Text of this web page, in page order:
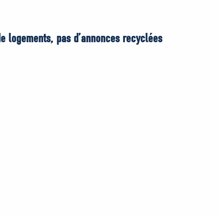
logements, pas d’annonces recyclées